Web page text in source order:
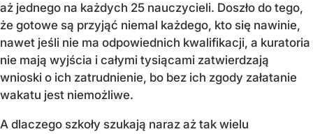
aż jednego na każdych 25 nauczycieli. Doszło do tego,
że gotowe są przyjąć niemal każdego, kto się nawinie,
nawet jeśli nie ma odpowiednich kwalifikacji, a kuratoria
nie mają wyjścia i całymi tysiącami zatwierdzają
wnioski o ich zatrudnienie, bo bez ich zgody załatanie
wakatu jest niemożliwe.
A dlaczego szkoły szukają naraz aż tak wielu